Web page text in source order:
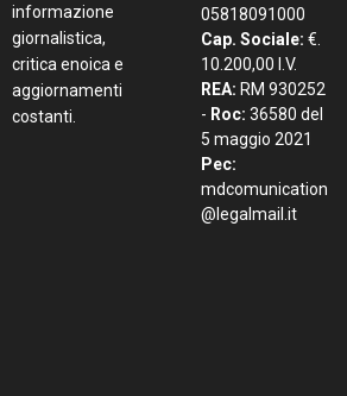
informazione
giornalistica,
critica enoica e
aggiornamenti
costanti.
05818091000
Cap. Sociale: €.
10.200,00 I.V.
REA: RM 930252
- Roc: 36580 del
5 maggio 2021
Pec:
mdcomunication
@legalmail.it